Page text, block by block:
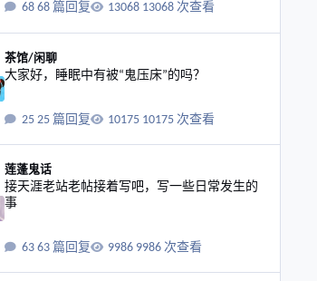
68 篇回复 13068 次查看
茶馆/闲聊
大家好，睡眠中有被“鬼压床”的吗？
25 篇回复 10175 次查看
莲蓬鬼话
接天涯老站老帖接着写吧，写一些日常发生的
事
63 篇回复 9986 次查看